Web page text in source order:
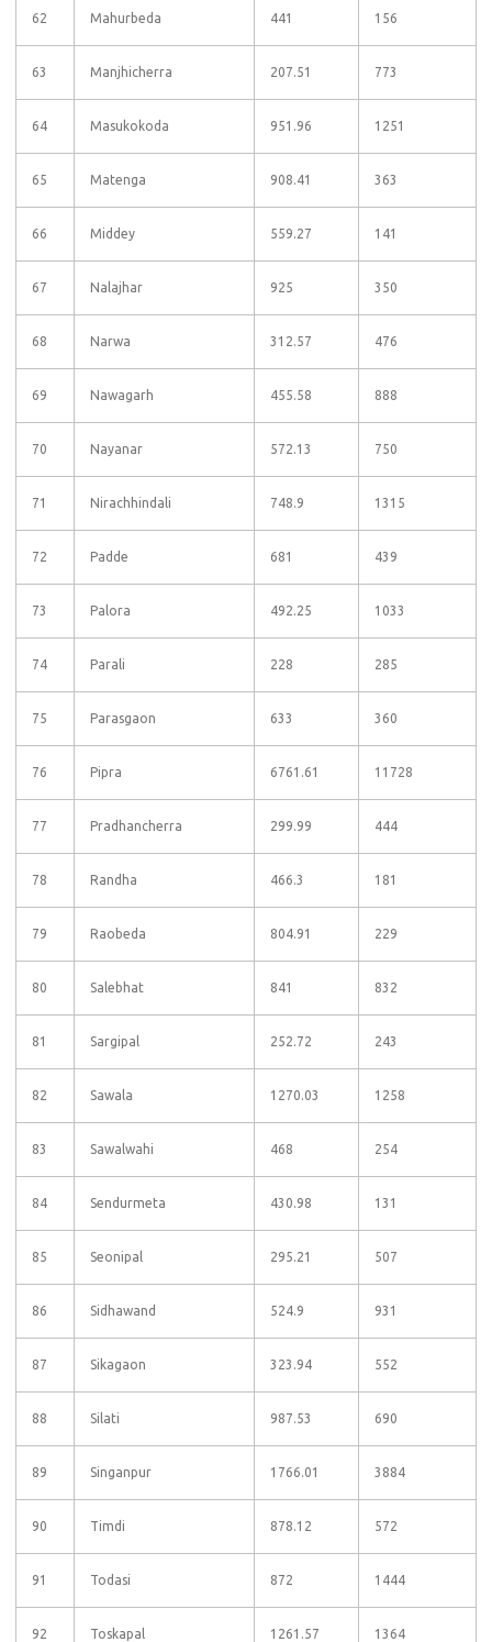
62 Mahurbeda 441 156
63 Manjhicherra 207.51 773
64 Masukokoda 951.96 1251
65 Matenga 908.41 363
66 Middey 559.27 141
67 Nalajhar 925 350
68 Narwa 312.57 476
69 Nawagarh 455.58 888
70 Nayanar 572.13 750
71 Nirachhindali 748.9 1315
72 Padde 681 439
73 Palora 492.25 1033
74 Parali 228 285
75 Parasgaon 633 360
76 Pipra 6761.61 11728
77 Pradhancherra 299.99 444
78 Randha 466.3 181
79 Raobeda 804.91 229
80 Salebhat 841 832
81 Sargipal 252.72 243
82 Sawala 1270.03 1258
83 Sawalwahi 468 254
84 Sendurmeta 430.98 131
85 Seonipal 295.21 507
86 Sidhawand 524.9 931
87 Sikagaon 323.94 552
88 Silati 987.53 690
89 Singanpur 1766.01 3884
90 Timdi 878.12 572
91 Todasi 872 1444
92 Toskapal 1261.57 1364